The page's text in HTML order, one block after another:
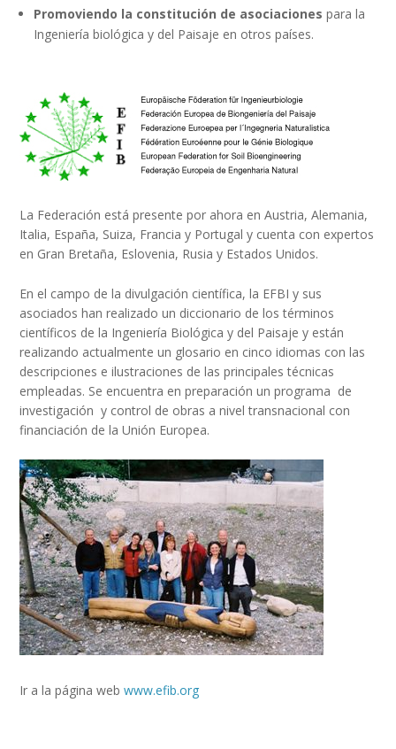
Promoviendo la constitución de asociacionespara la
Ingeniería biológica y del Paisaje en otros países.
La Federación está presente por ahora en Austria, Alemania,
Italia, España, Suiza, Francia y Portugal y cuenta con expertos
en Gran Bretaña, Eslovenia, Rusia y Estados Unidos.
En el campo de la divulgación científica, la EFBI y sus
asociados han realizado un diccionario de los términos
científicos de la Ingeniería Biológica y del Paisaje y están
realizando actualmente un glosario en cinco idiomas con las
descripciones e ilustraciones de las principales técnicas
empleadas. Se encuentra en preparación un programa de
investigación y control de obras a nivel transnacional con
financiación de la Unión Europea.
Ir a la página webwww.efib.org